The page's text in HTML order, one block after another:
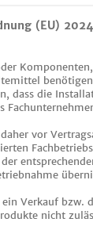
(EU)
dass die
vor
Verkauf bzw.
nicht